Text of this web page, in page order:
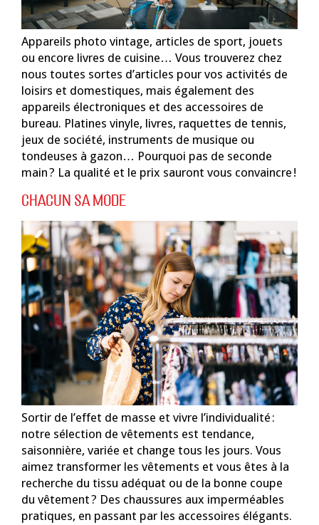
Appareils photo vintage, articles de sport, jouets
ou encore livres de cuisine… Vous trouverez chez
nous toutes sortes d’articles pour vos activités de
loisirs et domestiques, mais également des
appareils électroniques et des accessoires de
bureau. Platines vinyle, livres, raquettes de tennis,
jeux de société, instruments de musique ou
tondeuses à gazon… Pourquoi pas de seconde
main ? La qualité et le prix sauront vous convaincre !
CHACUN SA MODE
Sortir de l’effet de masse et vivre l’individualité :
notre sélection de vêtements est tendance,
saisonnière, variée et change tous les jours. Vous
aimez transformer les vêtements et vous êtes à la
recherche du tissu adéquat ou de la bonne coupe
du vêtement ? Des chaussures aux imperméables
pratiques, en passant par les accessoires élégants.